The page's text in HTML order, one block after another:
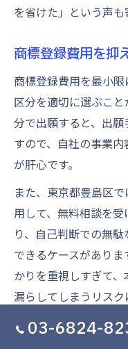
を省けた」という声も
商標登録費用を抑
商標登録費用を最小
区分を適切に選ぶこ
分で出願すると、出
すので、自社の事業
が肝心です。
また、東京都豊島区
用して、無料相談を
り、自己判断での無
できるケースがありま
かりを重視しすぎて、
漏らしてしまうリスク
さらに、弁理士への
です。豊島区内には
03-6824-